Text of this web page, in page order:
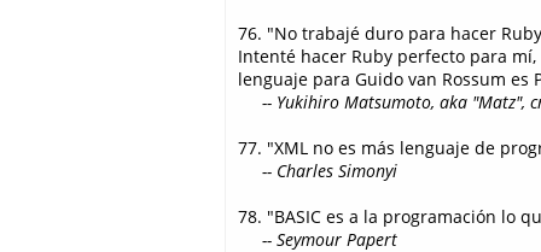
76. "No trabajé duro para hacer
Intenté hacer Ruby perfecto para
lenguaje para Guido van Rossum es
-- Yukihiro Matsumoto, aka "Matz",
77. "XML no es más lenguaje de
-- Charles Simonyi
78. "BASIC es a la programación lo
-- Seymour Papert